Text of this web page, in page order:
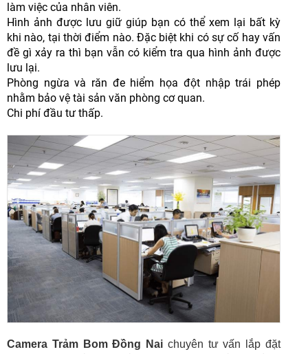
làm việc của nhân viên.
Hình ảnh được lưu giữ giúp bạn có thể xem lại bất kỳ
khi nào, tại thời điểm nào. Đặc biệt khi có sự cố hay vấn
đề gì xảy ra thì bạn vẫn có kiểm tra qua hình ảnh được
lưu lại.
Phòng ngừa và răn đe hiểm họa đột nhập trái phép
nhằm bảo vệ tài sản văn phòng cơ quan.
Chi phí đầu tư thấp.
Camera Trảm Bom Đồng Nai chuyên tư vấn lắp đặt